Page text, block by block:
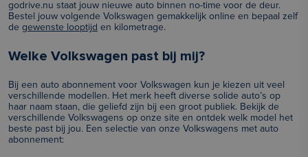
godrive.nu staat jouw nieuwe auto binnen no-time voor de deur.
Bestel jouw volgende Volkswagen gemakkelijk online en bepaal zelf
de gewenste looptijd en kilometrage.
Welke Volkswagen past bij mij?
Bij een auto abonnement voor Volkswagen kun je kiezen uit veel
verschillende modellen. Het merk heeft diverse solide auto’s op
haar naam staan, die geliefd zijn bij een groot publiek. Bekijk de
verschillende Volkswagens op onze site en ontdek welk model het
beste past bij jou. Een selectie van onze Volkswagens met auto
abonnement: